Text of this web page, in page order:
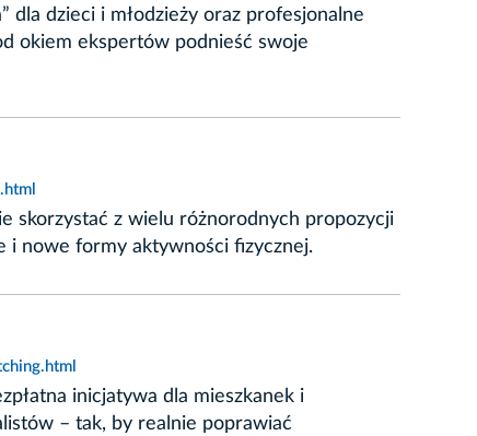
dla dzieci i młodzieży oraz profesjonalne
okiem ekspertów podnieść swoje
skorzystać z wielu różnorodnych propozycji
i nowe formy aktywności fizycznej.
inicjatywa dla mieszkanek i
– tak, by realnie poprawiać